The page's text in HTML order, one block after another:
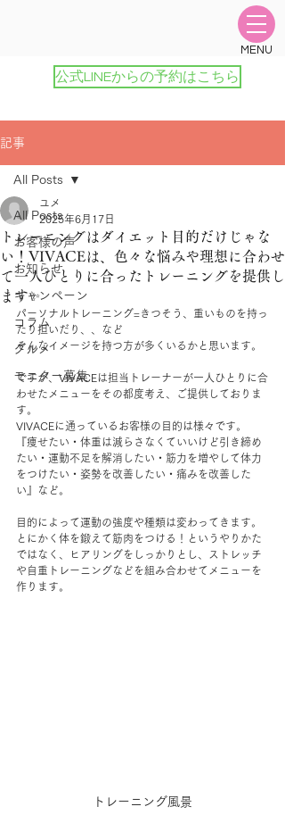
​MENU
公式LINEからの予約はこちら
記事
All Posts
お客様の声
お知らせ
キャンペーン
コラム
グルメ
モニター募集
All Posts
トレーニングはダイエット目的だけじゃな
い！VIVACEは、色々な悩みや理想に合わせ
て一人ひとりに合ったトレーニングを提供し
ます✨
ユメ
2025年6月17日
パーソナルトレーニング=きつそう、重いものを持っ
たり担いだり、、など
そんなイメージを持つ方が多くいるかと思います。
ですが、VIVACEは担当トレーナーが一人ひとりに合
わせたメニューをその都度考え、ご提供しておりま
す。
VIVACEに通っているお客様の目的は様々です。
『痩せたい・体重は減らさなくていいけど引き締め
たい・運動不足を解消したい・筋力を増やして体力
をつけたい・姿勢を改善したい・痛みを改善した
い』など。
目的によって運動の強度や種類は変わってきます。
とにかく体を鍛えて筋肉をつける！というやりかた
ではなく、ヒアリングをしっかりとし、ストレッチ
や自重トレーニングなどを組み合わせてメニューを
作ります。
トレーニング風景